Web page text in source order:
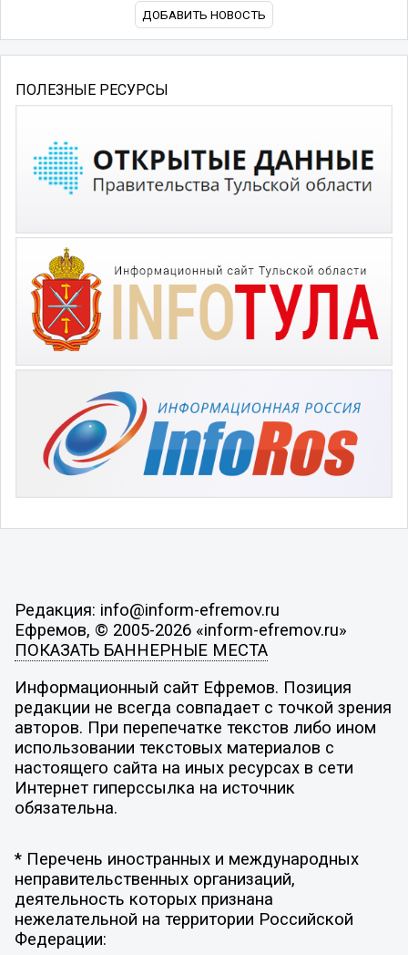
ДОБАВИТЬ НОВОСТЬ
ПОЛЕЗНЫЕ РЕСУРСЫ
Редакция: info@inform-efremov.ru
Ефремов, © 2005-2026 «inform-efremov.ru»
ПОКАЗАТЬ БАННЕРНЫЕ МЕСТА
Информационный сайт Ефремов. Позиция
редакции не всегда совпадает с точкой зрения
авторов. При перепечатке текстов либо ином
использовании текстовых материалов с
настоящего сайта на иных ресурсах в сети
Интернет гиперссылка на источник
обязательна.
* Перечень иностранных и международных
неправительственных организаций,
деятельность которых признана
нежелательной на территории Российской
Федерации: